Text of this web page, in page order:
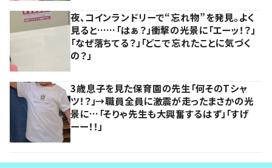
夜、コインランドリーで“忘れ物”を発見。よく
見ると……「はぁ？」衝撃の光景に「エーッ！？」
「なぜ落ちてる？」「どこで忘れたことに気づく
の？」
3歳息子を見た保育園の先生「何そのTシャ
ツ！？」→職員全員に激震が走ったまさかの光
景に…「そりゃ先生も大興奮するはず」「すげ
ーー！！」